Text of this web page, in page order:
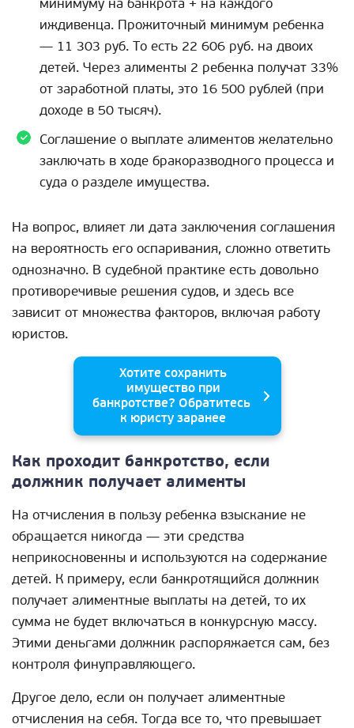
иждивенца. Прожиточный минимум ребенка
— 11 303 руб. То есть 22 606 руб. на двоих
детей. Через алименты 2 ребенка получат 33%
от заработной платы, это 16 500 рублей (при
доходе в 50 тысяч).
Соглашение о выплате алиментов желательно
заключать в ходе бракоразводного процесса и
суда о разделе имущества.
На вопрос, влияет ли дата заключения соглашения
на вероятность его оспаривания, сложно ответить
однозначно. В судебной практике есть довольно
противоречивые решения судов, и здесь все
зависит от множества факторов, включая работу
юристов.
Хотите сохранить
имущество при
банкротстве? Обратитесь
к юристу заранее
Как проходит банкротство, если
должник получает алименты
На отчисления в пользу ребенка взыскание не
обращается никогда — эти средства
неприкосновенны и используются на содержание
детей. К примеру, если банкротящийся должник
получает алиментные выплаты на детей, то их
сумма не будет включаться в конкурсную массу.
Этими деньгами должник распоряжается сам, без
контроля финуправляющего.
Другое дело, если он получает алиментные
отчисления на себя. Тогда все то, что превышает